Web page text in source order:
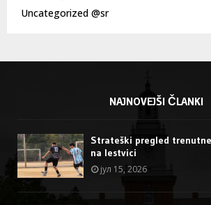
Uncategorized @sr
NAJNOVEJŠI ČLANKI
Strateški pregled
na lestvici
јул 15, 2026